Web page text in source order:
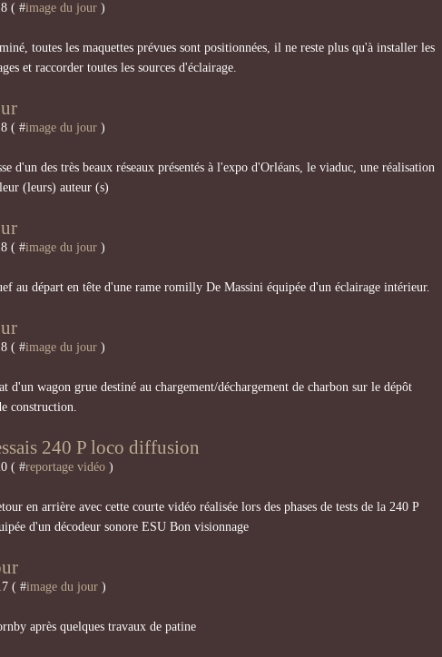
( #image du jour )
toutes les maquettes prévues sont positionnées, il ne reste plus qu'à installer les
et raccorder toutes les sources d'éclairage.
( #image du jour )
d'un des très beaux réseaux présentés à l'expo d'Orléans, le viaduc, une réalisation
(leurs) auteur (s)
( #image du jour )
au départ en tête d'une rame romilly De Massini équipée d'un éclairage intérieur.
( #image du jour )
d'un wagon grue destiné au chargement/déchargement de charbon sur le dépôt
construction.
240 P loco diffusion
( #reportage vidéo )
en arrière avec cette courte vidéo réalisée lors des phases de tests de la 240 P
d'un décodeur sonore ESU Bon visionnage
( #image du jour )
après quelques travaux de patine